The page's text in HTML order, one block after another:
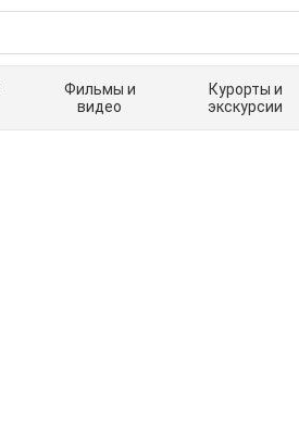
Фильмы и
видео
Курорты и
экскурсии